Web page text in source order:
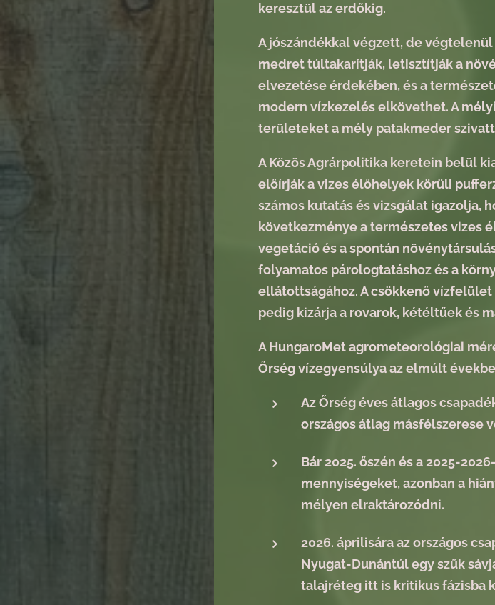
keresztül az erdőkig.
A jószándékkal végzett, de
medret túltakarítják, letisztítják a
elvezetése érdekében, és a
modern vízkezelés elkövethet. A
területeket a mély patakmeder
A Közös Agrárpolitika keretein belül
előírják a vizes élőhelyek körüli
számos kutatás és vizsgálat igazolja,
következménye a természetes vizes
vegetáció és a spontán
folyamatos párologtatáshoz és a
ellátottságához. A csökkenő
pedig kizárja a rovarok, kétéltűek és
A HungaroMet agrometeorológiai
Őrség vízegyensúlya az elmúlt
Az Őrség éves átlagos
országos átlag másfélszerese
Bár 2025. őszén és a 2025-
mennyiségeket, azonban a
mélyen elraktározódni.
2026. áprilisára az országos
Nyugat-Dunántúl egy szűk
talajréteg itt is kritikus fázisba